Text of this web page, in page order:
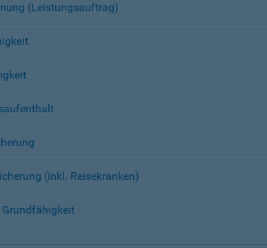
(Leistungsauftrag)
(inkl. Reisekranken)
Grundfähigkeit